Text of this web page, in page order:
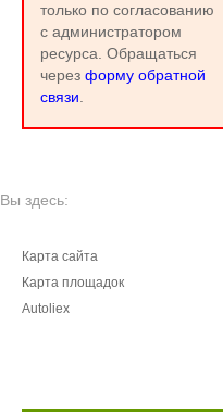
только по согласованию
с администратором
ресурса. Обращаться
через форму обратной
связи.
Вы здесь:
Карта сайта
Карта площадок
Autoliex